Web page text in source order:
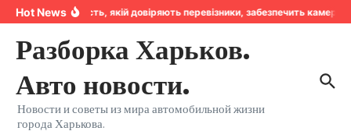
Перейти к содержанию
Hot NewsНадійність, якій довіряють перевізники, забезпечить камера
Разборка Харьков.
Авто новости.
Новости и советы из мира автомобильной жизни
города Харькова.